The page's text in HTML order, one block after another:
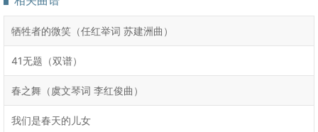
牺牲者的微笑（任红举词 苏建洲曲）
41无题（双谱）
春之舞（虞文琴词 李红俊曲）
我们是春天的儿女